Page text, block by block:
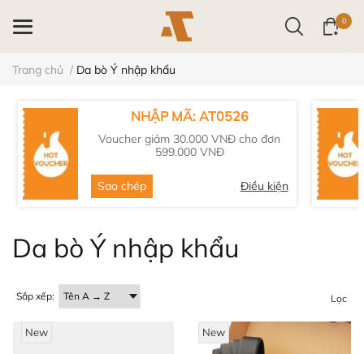
0
Trang chủ / Da bò Ý nhập khẩu
NHẬP MÃ: AT0526
Voucher giảm 30.000 VNĐ cho đơn
599.000 VNĐ
Sao chép Điều kiện
Da bò Ý nhập khẩu
Sắp xếp: Lọc
New New